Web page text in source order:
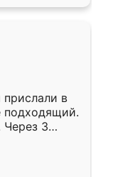
прислали в
подходящий.
Через 3